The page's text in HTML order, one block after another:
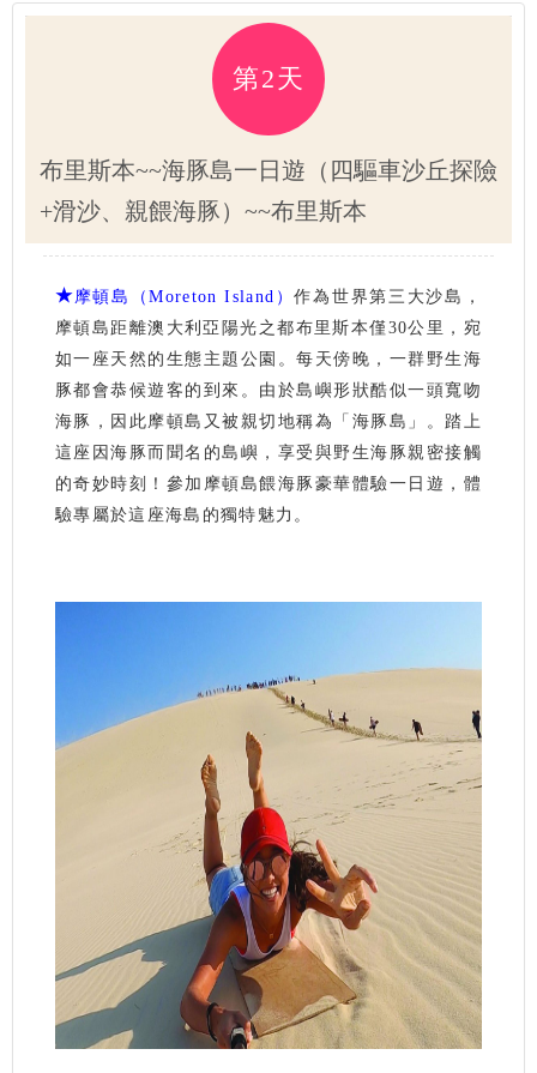
第2天
布里斯本~~海豚島一日遊（四驅車沙丘探險
+滑沙、親餵海豚）~~布里斯本
★摩頓島（Moreton Island）作為世界第三大沙島，
摩頓島距離澳大利亞陽光之都布里斯本僅30公里，宛
如一座天然的生態主題公園。每天傍晚，一群野生海
豚都會恭候遊客的到來。由於島嶼形狀酷似一頭寬吻
海豚，因此摩頓島又被親切地稱為「海豚島」。踏上
這座因海豚而聞名的島嶼，享受與野生海豚親密接觸
的奇妙時刻！參加摩頓島餵海豚豪華體驗一日遊，體
驗專屬於這座海島的獨特魅力。